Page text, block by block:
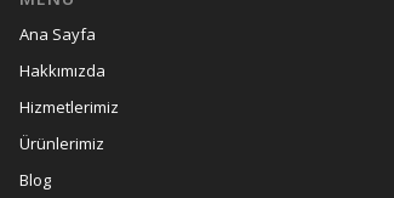
Ana Sayfa
Hakkımızda
Hizmetlerimiz
Ürünlerimiz
Blog